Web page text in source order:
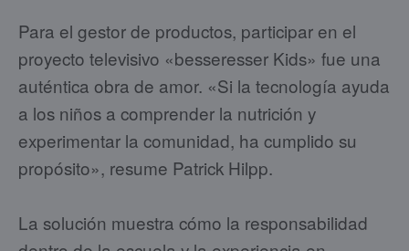
Para el gestor de productos, participar en el
proyecto televisivo «besseresser Kids» fue una
auténtica obra de amor. «Si la tecnología ayuda
a los niños a comprender la nutrición y
experimentar la comunidad, ha cumplido su
propósito», resume Patrick Hilpp.
La solución muestra cómo la responsabilidad